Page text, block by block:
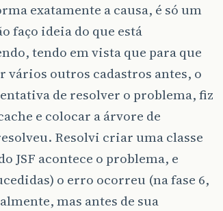
exatamente a causa, é só um
faço ideia do que está
tendo em vista que para que
vários outros cadastros antes, o
de resolver o problema, fiz
e colocar a árvore de
Resolvi criar uma classe
JSF acontece o problema, e
o erro ocorreu (na fase 6,
mas antes de sua